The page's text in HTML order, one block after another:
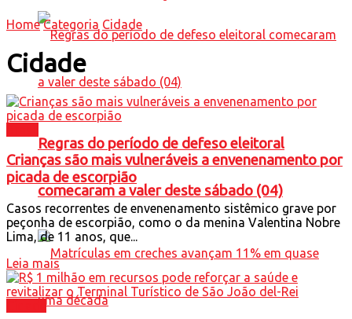
Regras do período de defeso eleitoral
comecaram a valer deste sábado (04)
Home Categoria Cidade
Cidade
Crianças são mais vulneráveis a envenenamento por
picada de escorpião
Casos recorrentes de envenenamento sistêmico grave por
peçonha de escorpião, como o da menina Valentina Nobre
Lima, de 11 anos, que...
Leia mais